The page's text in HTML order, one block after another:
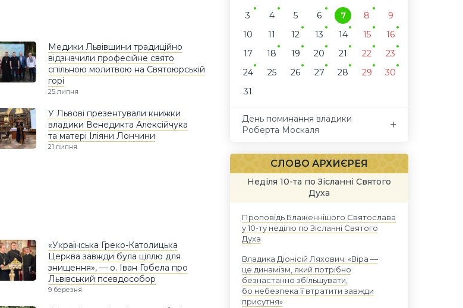
Медики Львівщини традиційно
відзначили професійне свято
спільною молитвою на Святоюрській
горі
25 липня
У Львові презентували книжки
владики Венедикта Алексійчука
та матері Іліяни Лончини
21 липня
«Українська Греко-Католицька
Церква завжди була ціллю для
знищення», — о. Іван Гобела про
Львівський псевдособор
9 березня
3
4 5 6 7 8
9
10
11 12 13 14 15
16
17
18 19 20 21 22
23
24
25 26 27 28 29
30
31
День поминання владики
Роберта Москаля
СЛОВО АРХИЄРЕЯ
Неділя 10-та по Зісланні Святого
Духа
Проповідь Блаженнішого Святослава
у 10-ту неділю по Зісланні Святого
Духа
Владика Діонісій Ляхович: «Віра —
це динамізм, який потрібно
безнастанно збільшувати,
бо небезпека її втратити завжди
присутня»